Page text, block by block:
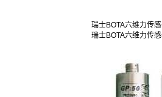
瑞士BOTA六维力传
瑞士BOTA六维力传